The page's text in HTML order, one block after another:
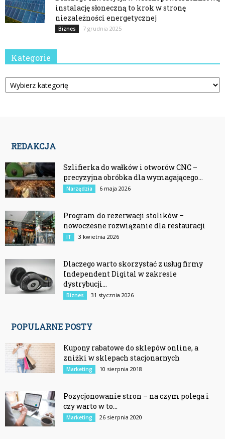
instalację słoneczną to krok w stronę
niezależności energetycznej
Biznes 7 grudnia 2025
Kategorie
Kategorie
REDAKCJA
Szlifierka do wałków i otworów CNC –
precyzyjna obróbka dla wymagającego...
Narzędzia 6 maja 2026
Program do rezerwacji stolików –
nowoczesne rozwiązanie dla restauracji
IT 3 kwietnia 2026
Dlaczego warto skorzystać z usług firmy
Independent Digital w zakresie
dystrybucji...
Biznes 31 stycznia 2026
POPULARNE POSTY
Kupony rabatowe do sklepów online, a
zniżki w sklepach stacjonarnych
Marketing 10 sierpnia 2018
Pozycjonowanie stron – na czym polega i
czy warto w to...
Marketing 26 sierpnia 2020